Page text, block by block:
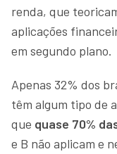
renda, que
aplicações
em segundo plano.
Apenas 32% dos
têm algum tipo de
que quase 70%
e B não aplicam e